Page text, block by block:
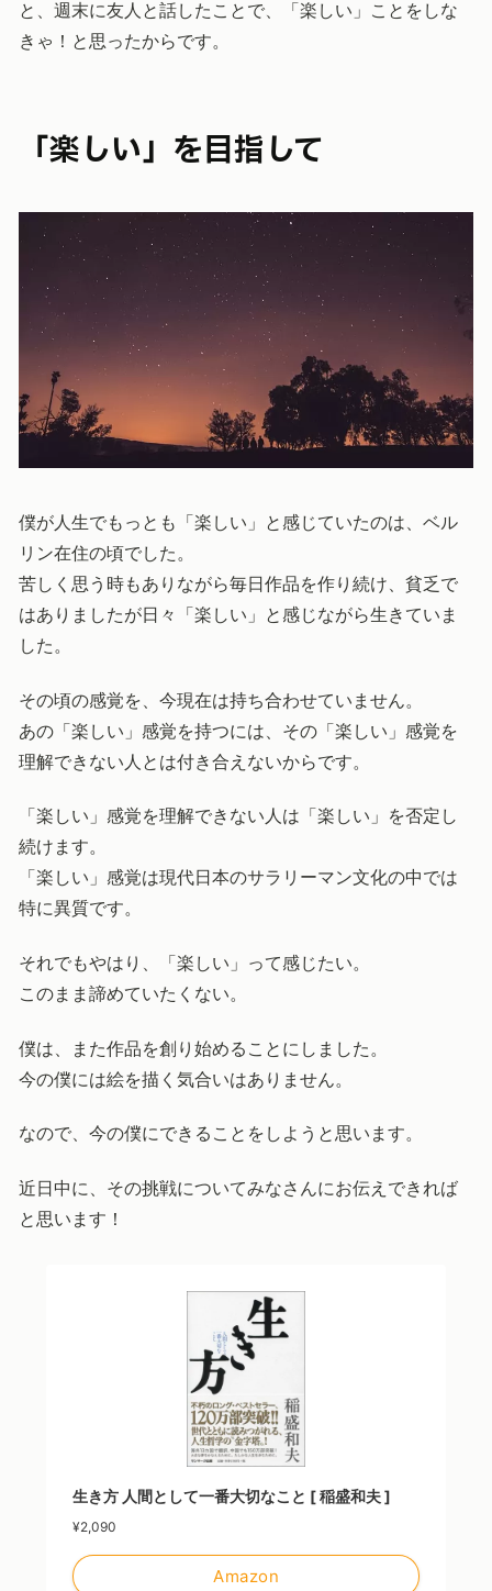
と、週末に友人と話したことで、「楽しい」ことをしな
きゃ！と思ったからです。
「楽しい」を目指して
僕が人生でもっとも「楽しい」と感じていたのは、ベル
リン在住の頃でした。
苦しく思う時もありながら毎日作品を作り続け、貧乏で
はありましたが日々「楽しい」と感じながら生きていま
した。
その頃の感覚を、今現在は持ち合わせていません。
あの「楽しい」感覚を持つには、その「楽しい」感覚を
理解できない人とは付き合えないからです。
「楽しい」感覚を理解できない人は「楽しい」を否定し
続けます。
「楽しい」感覚は現代日本のサラリーマン文化の中では
特に異質です。
それでもやはり、「楽しい」って感じたい。
このまま諦めていたくない。
僕は、また作品を創り始めることにしました。
今の僕には絵を描く気合いはありません。
なので、今の僕にできることをしようと思います。
近日中に、その挑戦についてみなさんにお伝えできれば
と思います！
生き方 人間として一番大切なこと [ 稲盛和夫 ]
¥2,090
Amazon